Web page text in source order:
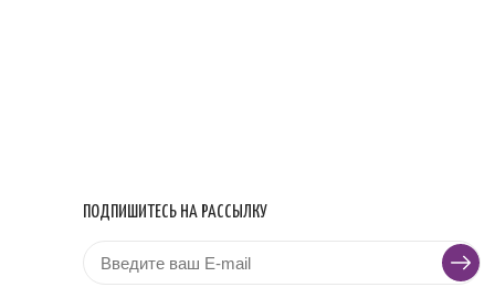
ПОДПИШИТЕСЬ НА РАССЫЛКУ